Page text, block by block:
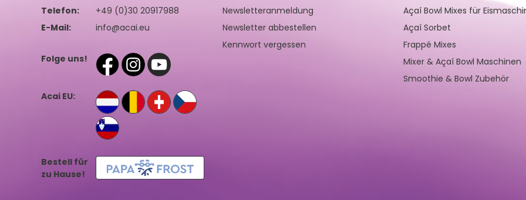
Telefon:
+49 (0)30 20917988
E-Mail:
info@acai.eu
Folge uns!
Acai EU:
Bestell für
zu Hause!
Newsletteranmeldung
Newsletter abbestellen
Kennwort vergessen
Açaí Bowl Mixes für
Açaí Sorbet
Frappé Mixes
Mixer & Açaí Bowl Maschinen
Smoothie & Bowl Zubehör